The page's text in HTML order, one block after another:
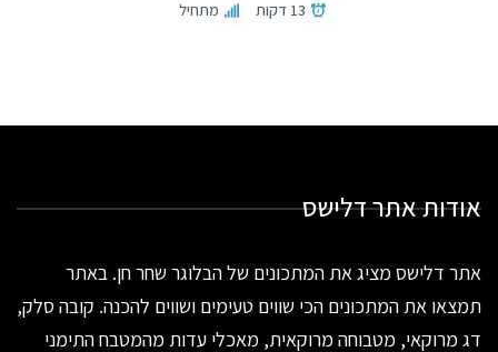
13 דקות מתחיל
אודות אתר דלישס
אתר דלישס מציג את המתכונים של הבלוגר שחר חן. באתר
תמצאו את המתכונים הכי שווים טעימים ושווים להכנה. קובה סלק,
דג מרוקאי, מטבוחה מרוקאית, מאכלי עדות מהמטבח התימני